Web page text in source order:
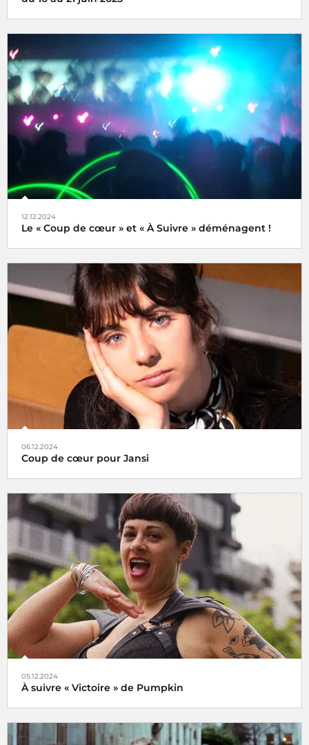
Une semaine internationale dédiée à la musique du 16 au
21 juin 2025
12.12.2024
Le « Coup de cœur » et « À Suivre » déménagent !
Tels des oiseaux migrateurs à partir du lundi 16 décembre
2024 retrouvez nos rubriquesCoup de cœur
non plus ici (sur radiofrance.com) mais là, à savoir sur la
plateforme
06.12.2024
Coup de cœur pour Jansi
Le choix de Jansi
05.12.2024
À suivre « Victoire » de Pumpkin